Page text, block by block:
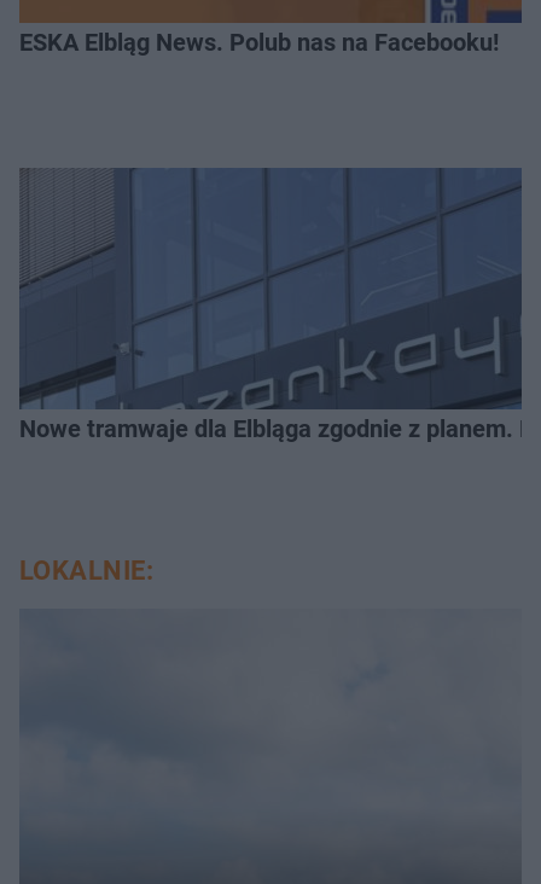
ESKA Elbląg News. Polub nas na Facebooku!
Nowe tramwaje dla Elbląga zgodnie z planem.
LOKALNIE: